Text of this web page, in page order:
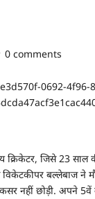
0 comments
क्रिकेटर, जिसे 23 साल
बल्लेबाज ने
नहीं छोड़ी. अपने